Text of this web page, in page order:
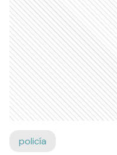
policía